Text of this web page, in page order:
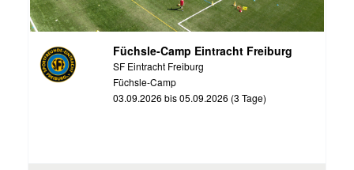
Füchsle-Camp Eintracht Freiburg
SF Eintracht Freiburg
Füchsle-Camp
03.09.2026 bis 05.09.2026 (3 Tage)